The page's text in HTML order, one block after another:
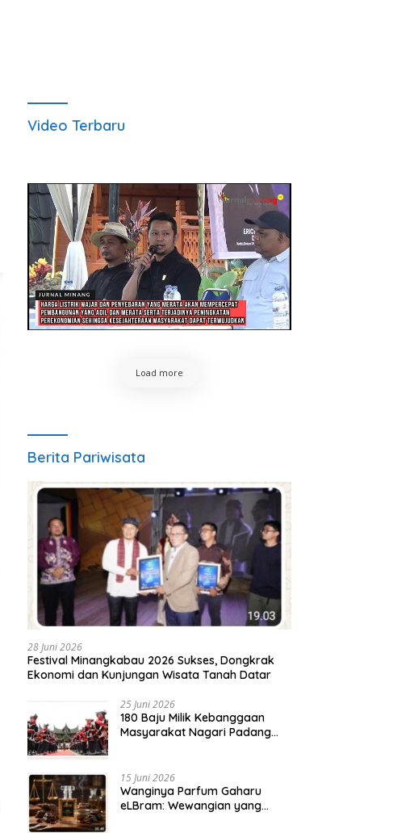
Video Terbaru
Load more
Berita Pariwisata
28 Juni 2026
Festival Minangkabau 2026 Sukses, Dongkrak
Ekonomi dan Kunjungan Wisata Tanah Datar
25 Juni 2026
180 Baju Milik Kebanggaan
Masyarakat Nagari Padang
Minangkabau
15 Juni 2026
Wanginya Parfum Gaharu
eLBram: Wewangian yang